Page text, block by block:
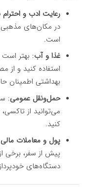
رعایت ادب و
در مکان‌های
است.
غذا و آب: بهتر
استفاده کنید و از
بهداشتی اطمینان
حمل‌ونقل عمومی:
می‌توانید از
کنید.
پول و معاملات مالی
پیش از سفر، برخی
دستگاه‌های